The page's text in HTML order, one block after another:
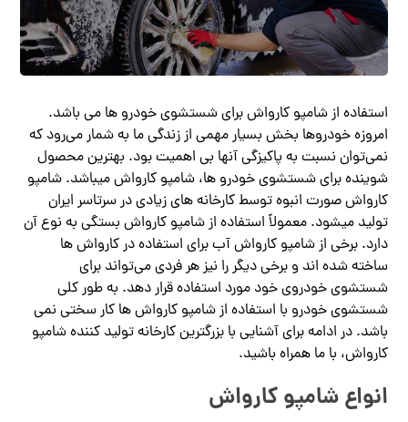
استفاده از شامپو کارواش برای شستشوی خودرو ها می باشد.
امروزه خودروها بخش بسیار مهمی از زندگی ما به شمار می‌رود که
نمی‌توان نسبت به پاکیزگی آنها بی اهمیت بود. بهترین محصول
شوینده برای شستشوی خودرو ها، شامپو کارواش میباشد. شامپو
کارواش صورت انبوه توسط کارخانه های زیادی در سرتاسر ایران
تولید میشود. معمولاً استفاده از شامپو کارواش بستگی به نوع آن
دارد. برخی از شامپو کارواش آب برای استفاده در کارواش ها
ساخته شده اند و برخی دیگر را نیز هر فردی می‌تواند برای
شستشوی خودروی خود مورد استفاده قرار دهد. به طور کلی
شستشوی خودرو با استفاده از شامپو کارواش ها کار سختی نمی
باشد. در ادامه برای آشنایی با بزرگترین کارخانه تولید کننده شامپو
کارواش، با ما همراه باشید.
انواع شامپو کارواش